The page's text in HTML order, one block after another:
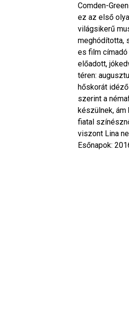
Comden-
ez az első
világsikerű
meghódította,
es film címadó
előadott,
téren:
hőskorát
szerint a
készülnek, ám
fiatal
viszont Lina
Esőnapok: